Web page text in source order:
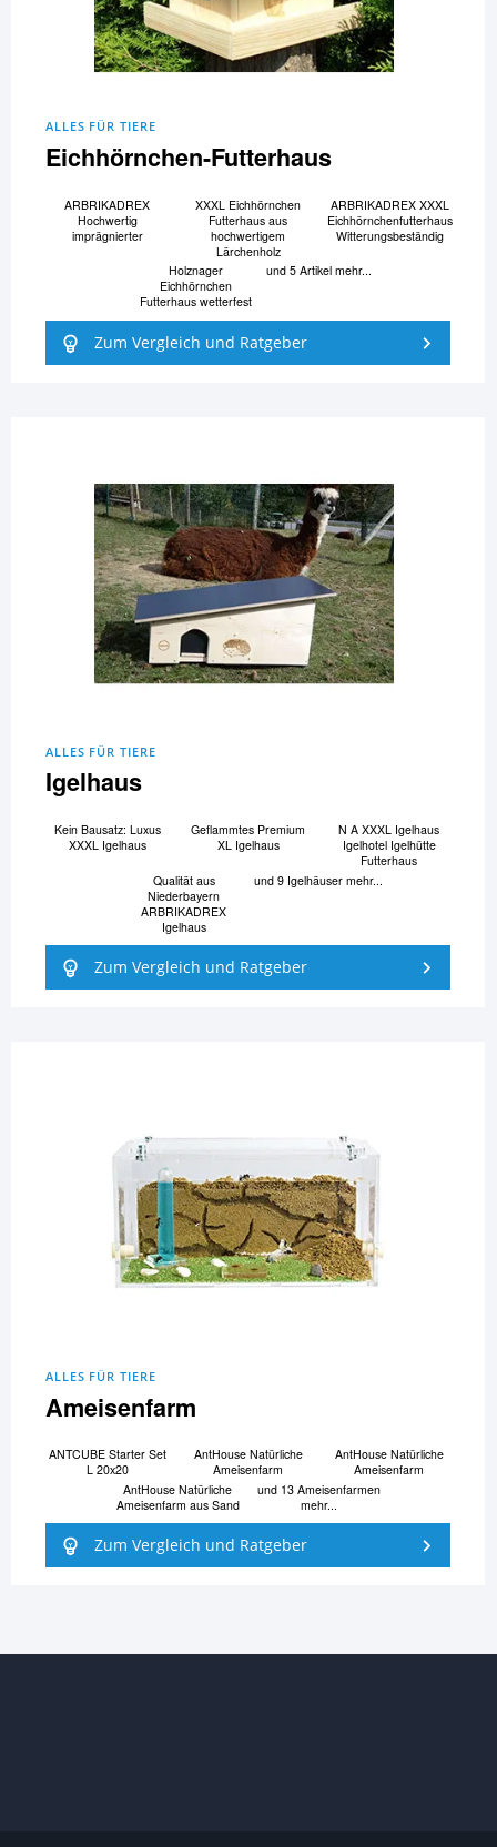
ALLES FÜR TIERE
Eichhörnchen-Futterhaus
ARBRIKADREX
Hochwertig
imprägnierter
XXXL Eichhörnchen
Futterhaus aus
hochwertigem
Lärchenholz
ARBRIKADREX XXXL
Eichhörnchenfutterhaus
Witterungsbeständig
Holznager
Eichhörnchen
Futterhaus wetterfest
und 5 Artikel mehr...
Zum Vergleich und Ratgeber
ALLES FÜR TIERE
Igelhaus
Kein Bausatz: Luxus
XXXL Igelhaus
Geflammtes Premium
XL Igelhaus
N A XXXL Igelhaus
Igelhotel Igelhütte
Futterhaus
Qualität aus
Niederbayern
ARBRIKADREX
Igelhaus
und 9 Igelhäuser mehr...
Zum Vergleich und Ratgeber
ALLES FÜR TIERE
Ameisenfarm
ANTCUBE Starter Set
L 20x20
AntHouse Natürliche
Ameisenfarm
AntHouse Natürliche
Ameisenfarm
AntHouse Natürliche
Ameisenfarm aus Sand
und 13 Ameisenfarmen
mehr...
Zum Vergleich und Ratgeber